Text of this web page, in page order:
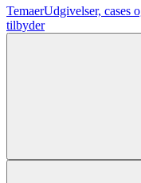
TemaerUdgivelser, cases
tilbyder